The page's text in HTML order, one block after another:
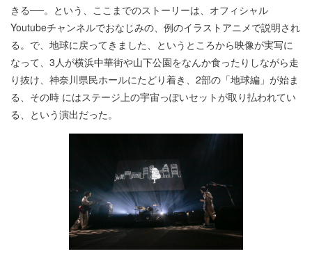
きる──。という、ここまでのストーリーは、オフィシャル
Youtubeチャンネルでおなじみの、例のイラストアニメで説明され
る。で、地球に戻ってきました、というところから映像が実写に
なって、3人が横浜中華街や山下公園をなんか食ったりしながら走
り抜け、神奈川県民ホールにたどり着き、2部の「地球編」が始ま
る、その時 にはステージ上の宇宙っぽいセットが取り払われてい
る、という演出だった。